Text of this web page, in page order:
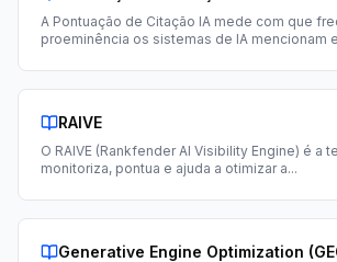
A Pontuação de Citação IA mede com que
proeminência os sistemas de IA mencionam
RAIVE
O RAIVE (Rankfender AI Visibility Engine) é a
monitoriza, pontua e ajuda a otimizar a...
Generative Engine Optimization